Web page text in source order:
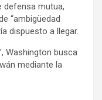
defensa mutua,
“ambigüedad
dispuesto a llegar.
Washington busca
mediante la